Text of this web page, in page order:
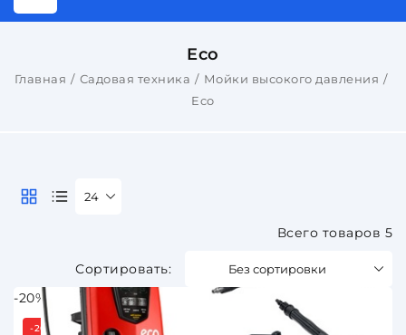
Eco
Главная Садовая техника
Мойки высокого давления
Eco
Без сортировки
Всего товаров 5
24
-20%
-20%